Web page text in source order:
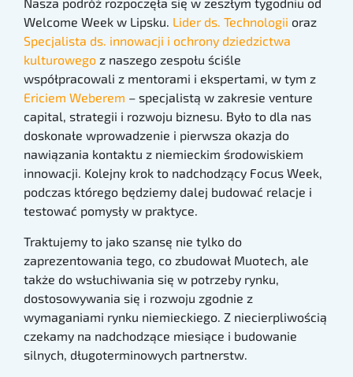
Welcome Week w Lipsku. Lider ds. Technologii oraz
Specjalista ds. innowacji i ochrony dziedzictwa
kulturowego z naszego zespołu ściśle
współpracowali z mentorami i ekspertami, w tym z
Ericiem Weberem – specjalistą w zakresie venture
capital, strategii i rozwoju biznesu. Było to dla nas
doskonałe wprowadzenie i pierwsza okazja do
nawiązania kontaktu z niemieckim środowiskiem
innowacji. Kolejny krok to nadchodzący Focus Week,
podczas którego będziemy dalej budować relacje i
testować pomysły w praktyce.
Traktujemy to jako szansę nie tylko do
zaprezentowania tego, co zbudował Muotech, ale
także do wsłuchiwania się w potrzeby rynku,
dostosowywania się i rozwoju zgodnie z
wymaganiami rynku niemieckiego. Z niecierpliwością
czekamy na nadchodzące miesiące i budowanie
silnych, długoterminowych partnerstw.